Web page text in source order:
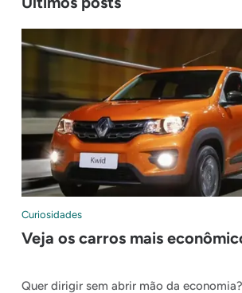
Curiosidades
Veja os carros mais
Quer dirigir sem abrir mão da